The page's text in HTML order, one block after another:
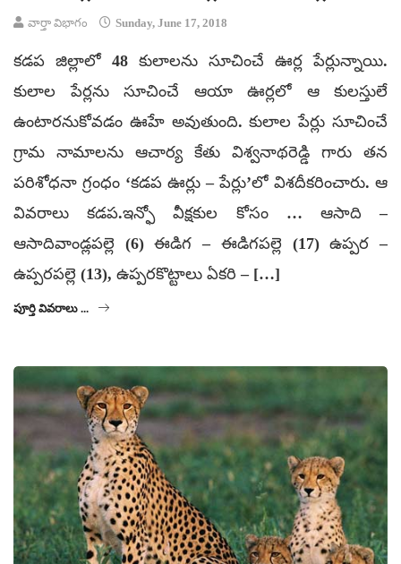
వార్తా విభాగం Sunday, June 17, 2018
కడప జిల్లాలో 48 కులాలను సూచించే ఊర్ల పేర్లున్నాయి.
కులాల పేర్లను సూచించే ఆయా ఊర్లలో ఆ కులస్తులే
ఉంటారనుకోవడం ఊహే అవుతుంది. కులాల పేర్లు సూచించే
గ్రామ నామాలను ఆచార్య కేతు విశ్వనాథరెడ్డి గారు తన
పరిశోధనా గ్రంధం ‘కడప ఊర్లు – పేర్లు’లో విశదీకరించారు. ఆ
వివరాలు కడప.ఇన్ఫో వీక్షకుల కోసం … ఆసాది –
ఆసాదివాండ్లపల్లె (6) ఈడిగ – ఈడిగపల్లె (17) ఉప్పర –
ఉప్పరపల్లె (13), ఉప్పరకొట్టాలు ఏకరి – […]
పూర్తి వివరాలు ...